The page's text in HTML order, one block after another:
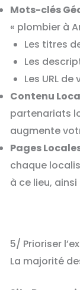
Mots-clés
« plombier à
Les titres
Les
Les URL
Contenu
partenariats
augmente
Pages
chaque
à ce lieu,
5/ Prioriser
La majorité